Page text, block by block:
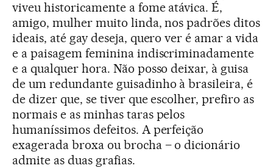
viveu historicamente a fome atávica. É,
amigo, mulher muito linda, nos padrões ditos
ideais, até gay deseja, quero ver é amar a vida
e a paisagem feminina indiscriminadamente
e a qualquer hora. Não posso deixar, à guisa
de um redundante guisadinho à brasileira, é
de dizer que, se tiver que escolher, prefiro as
normais e as minhas taras pelos
humaníssimos defeitos. A perfeição
exagerada broxa ou brocha – o dicionário
admite as duas grafias.